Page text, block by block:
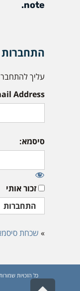
note.
עליך
Address:
סיסמא:
זכור אותי
» שכחת